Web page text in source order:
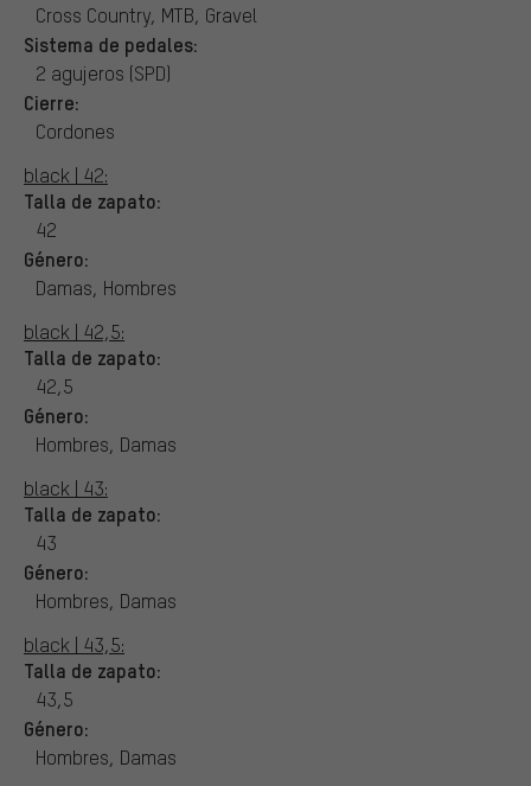
Cross Country, MTB, Gravel
Sistema de pedales:
2 agujeros (SPD)
Cierre:
Cordones
black | 42:
Talla de zapato:
42
Género:
Damas, Hombres
black | 42,5:
Talla de zapato:
42,5
Género:
Hombres, Damas
black | 43:
Talla de zapato:
43
Género:
Hombres, Damas
black | 43,5:
Talla de zapato:
43,5
Género:
Hombres, Damas